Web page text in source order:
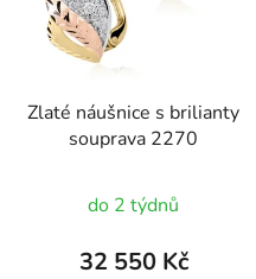
Zlaté náušnice s brilianty
souprava 2270
do 2 týdnů
32 550 Kč